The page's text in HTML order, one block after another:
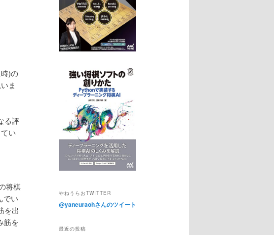
)の
ま
る評
い
将棋
でい
を出
筋を
やねうらおTWITTER
@yaneuraohさんのツイート
最近の投稿